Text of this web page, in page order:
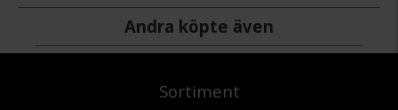
Andra köpte även
Sortiment